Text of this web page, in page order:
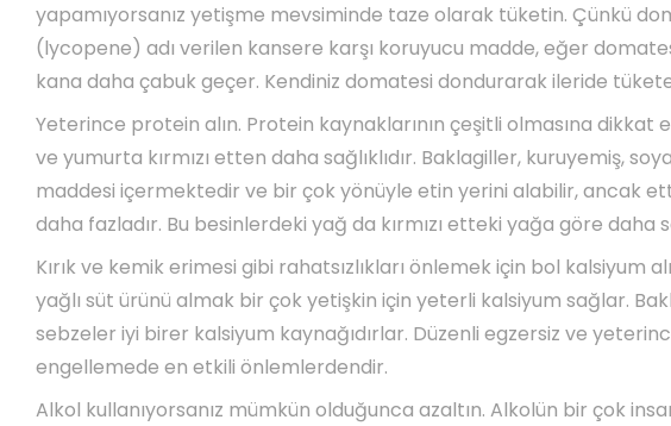
yapamıyorsanız yetişme mevsiminde taze olarak tüketin. Çünkü
(lycopene) adı verilen kansere karşı koruyucu madde, eğer
kana daha çabuk geçer. Kendiniz domatesi dondurarak ileride
Yeterince protein alın. Protein kaynaklarının çeşitli olmasına dikkat
ve yumurta kırmızı etten daha sağlıklıdır. Baklagiller, kuruyemiş,
maddesi içermektedir ve bir çok yönüyle etin yerini alabilir, ancak
daha fazladır. Bu besinlerdeki yağ da kırmızı etteki yağa göre daha
Kırık ve kemik erimesi gibi rahatsızlıkları önlemek için bol kalsiyum
yağlı süt ürünü almak bir çok yetişkin için yeterli kalsiyum sağlar.
sebzeler iyi birer kalsiyum kaynağıdırlar. Düzenli egzersiz ve
engellemede en etkili önlemlerdendir.
Alkol kullanıyorsanız mümkün olduğunca azaltın. Alkolün bir çok